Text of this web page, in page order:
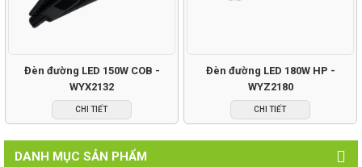
Đèn đường LED 150W COB -
WYX2132
CHI TIẾT
Đèn đường LED 180W HP -
WYZ2180
CHI TIẾT
DANH MỤC SẢN PHẨM